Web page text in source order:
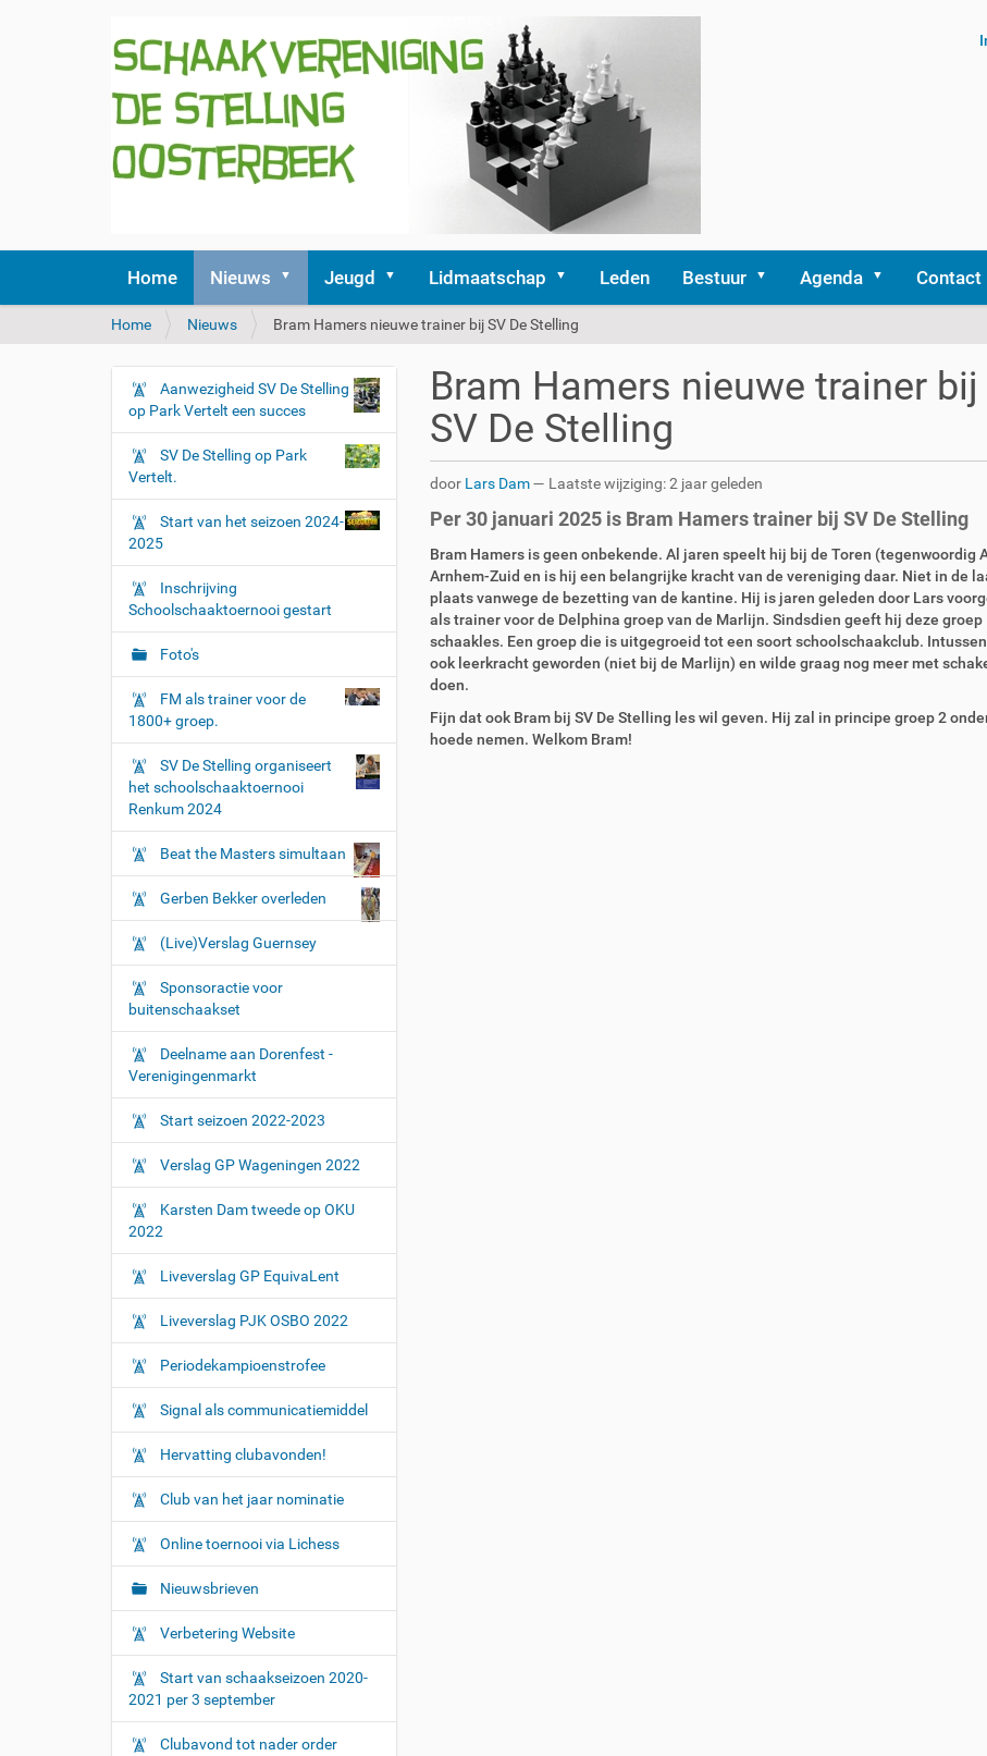
Home Nieuws Jeugd Lidmaatschap Leden Bestuur Agenda Contact
U
e
h
r
Home Nieuws Bram Hamers nieuwe trainer bij SV De Stelling
Bram Hamers nieuwe trainer bij
SV De Stelling
door Lars Dam— Laatste wijziging: 2 jaar geleden
Per 30 januari 2025 is Bram Hamers trainer bij SV De Stelling
Bram Hamers is geen onbekende. Al jaren speelt hij bij de Toren (tegenwoordig
Arnhem-Zuid en is hij een belangrijke kracht van de vereniging daar. Niet in de
plaats vanwege de bezetting van de kantine. Hij is jaren geleden door Lars
als trainer voor de Delphina groep van de Marlijn. Sindsdien geeft hij deze groep
schaakles. Een groep die is uitgegroeid tot een soort schoolschaakclub.
ook leerkracht geworden (niet bij de Marlijn) en wilde graag nog meer met
doen.
Fijn dat ook Bram bij SV De Stelling les wil geven. Hij zal in principe groep 2
hoede nemen. Welkom Bram!
N
a
v
i
g
a
e
Aanwezigheid SV De Stelling
op Park Vertelt een succes
SV De Stelling op Park
Vertelt.
Start van het seizoen 2024-
2025
Inschrijving
Schoolschaaktoernooi gestart
Foto's
FM als trainer voor de
1800+ groep.
SV De Stelling organiseert
het schoolschaaktoernooi
Renkum 2024
Beat the Masters simultaan
Gerben Bekker overleden
(Live)Verslag Guernsey
Sponsoractie voor
buitenschaakset
Deelname aan Dorenfest -
Verenigingenmarkt
Start seizoen 2022-2023
Verslag GP Wageningen 2022
Karsten Dam tweede op OKU
2022
Liveverslag GP EquivaLent
Liveverslag PJK OSBO 2022
Periodekampioenstrofee
Signal als communicatiemiddel
Hervatting clubavonden!
Club van het jaar nominatie
Online toernooi via Lichess
Nieuwsbrieven
Verbetering Website
Start van schaakseizoen 2020-
2021 per 3 september
Clubavond tot nader order